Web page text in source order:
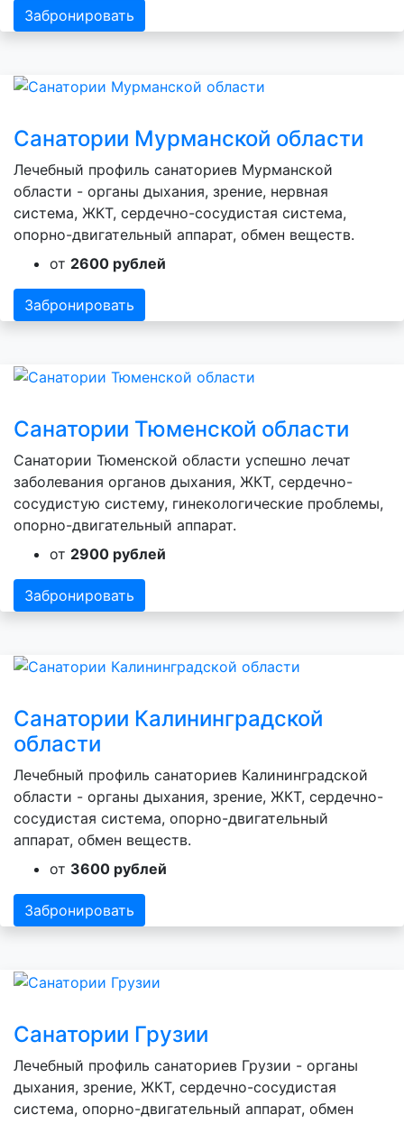
Забронировать
Санатории Мурманской области
Лечебный профиль санаториев Мурманской
области - органы дыхания, зрение, нервная
система, ЖКТ, сердечно-сосудистая система,
опорно-двигательный аппарат, обмен веществ.
от 2600 рублей
Забронировать
Санатории Тюменской области
Санатории Тюменской области успешно лечат
заболевания органов дыхания, ЖКТ, сердечно-
сосудистую систему, гинекологические проблемы,
опорно-двигательный аппарат.
от 2900 рублей
Забронировать
Санатории Калининградской
области
Лечебный профиль санаториев Калининградской
области - органы дыхания, зрение, ЖКТ, сердечно-
сосудистая система, опорно-двигательный
аппарат, обмен веществ.
от 3600 рублей
Забронировать
Санатории Грузии
Лечебный профиль санаториев Грузии - органы
дыхания, зрение, ЖКТ, сердечно-сосудистая
система, опорно-двигательный аппарат, обмен